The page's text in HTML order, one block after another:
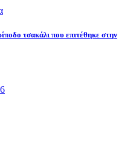
τσακάλι που επιτέθηκε στην